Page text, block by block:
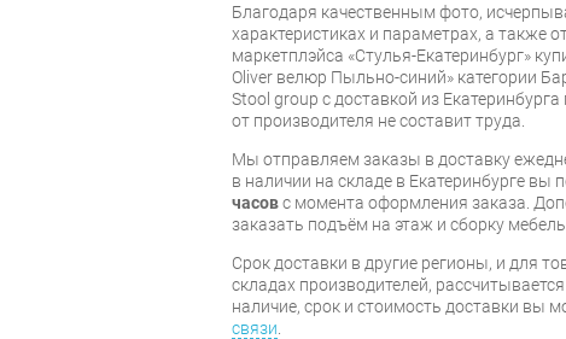
Благодаря качественным фото,
характеристиках и параметрах, а также
маркетплэйса «Стулья-Екатеринбург»
Oliver велюр Пыльно-синий» категории
Stool group с доставкой из
от производителя не составит труда.
Мы отправляем заказы в доставку
в наличии на складе в Екатеринбурге вы
часовс момента оформления заказа.
заказать подъём на этаж и сборку
Срок доставки в другие регионы, и для
складах производителей,
наличие, срок и стоимость доставки вы
связи